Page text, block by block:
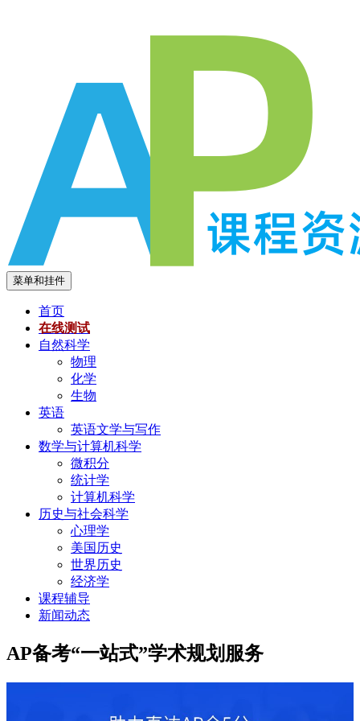
菜单和挂件
首页
在线测试
自然科学
物理
化学
生物
英语
英语文学与写作
数学与计算机科学
微积分
统计学
计算机科学
历史与社会科学
心理学
美国历史
世界历史
经济学
课程辅导
新闻动态
AP备考“一站式”学术规划服务